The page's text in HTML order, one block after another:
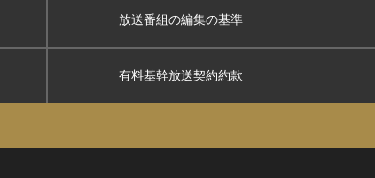
放送番組の編集の基準
有料基幹放送契約約款